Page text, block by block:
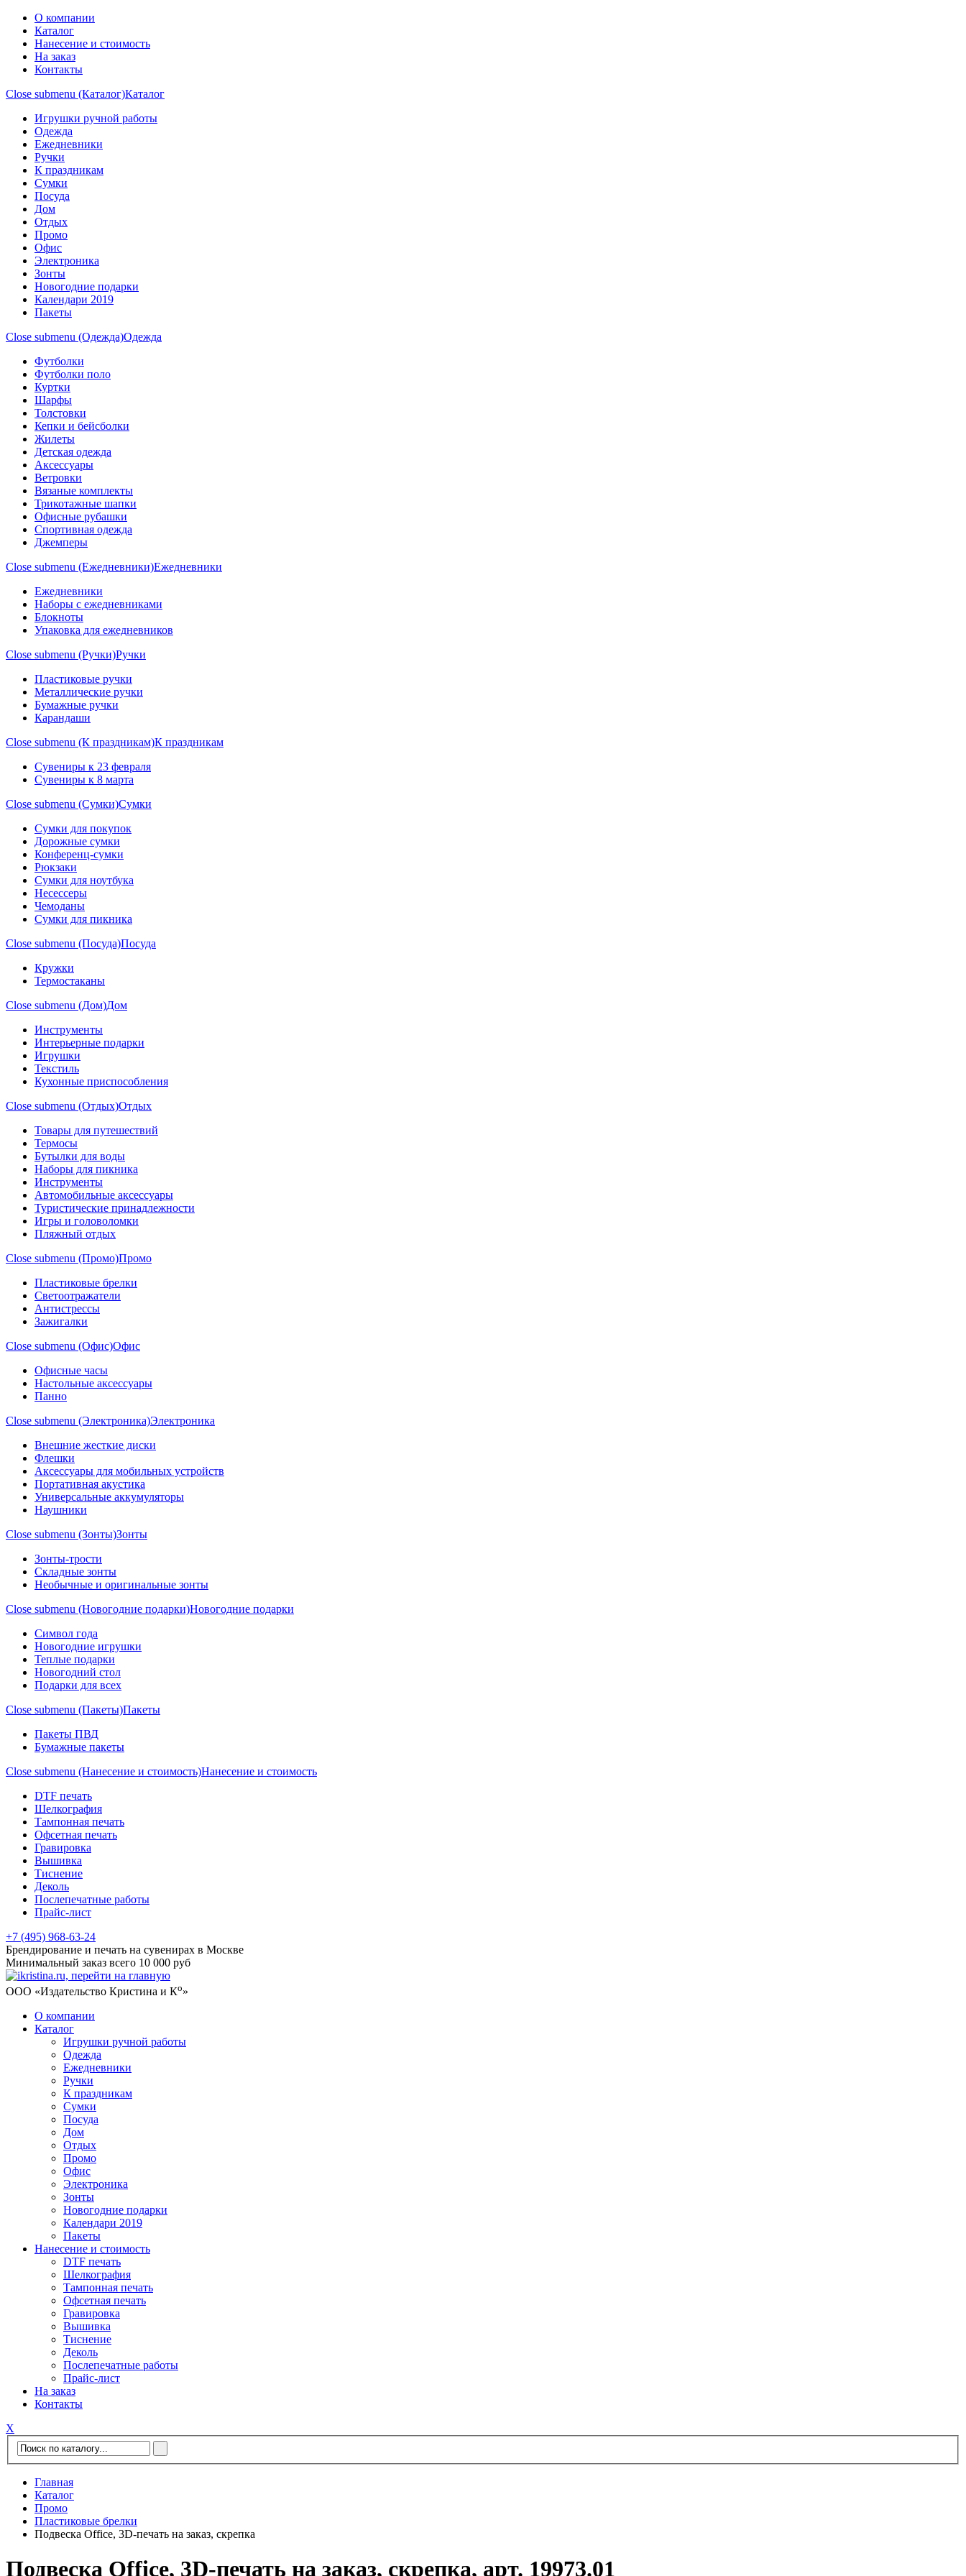
О компании
Каталог
Нанесение и стоимость
На заказ
Контакты
Close submenu (Каталог)Каталог
Игрушки ручной работы
Одежда
Ежедневники
Ручки
К праздникам
Сумки
Посуда
Дом
Отдых
Промо
Офис
Электроника
Зонты
Новогодние подарки
Календари 2019
Пакеты
Close submenu (Одежда)Одежда
Футболки
Футболки поло
Куртки
Шарфы
Толстовки
Кепки и бейсболки
Жилеты
Детская одежда
Аксессуары
Ветровки
Вязаные комплекты
Трикотажные шапки
Офисные рубашки
Спортивная одежда
Джемперы
Close submenu (Ежедневники)Ежедневники
Ежедневники
Наборы с ежедневниками
Блокноты
Упаковка для ежедневников
Close submenu (Ручки)Ручки
Пластиковые ручки
Металлические ручки
Бумажные ручки
Карандаши
Close submenu (К праздникам)К праздникам
Сувениры к 23 февраля
Сувениры к 8 марта
Close submenu (Сумки)Сумки
Сумки для покупок
Дорожные сумки
Конференц-сумки
Рюкзаки
Сумки для ноутбука
Несессеры
Чемоданы
Сумки для пикника
Close submenu (Посуда)Посуда
Кружки
Термостаканы
Close submenu (Дом)Дом
Инструменты
Интерьерные подарки
Игрушки
Текстиль
Кухонные приспособления
Close submenu (Отдых)Отдых
Товары для путешествий
Термосы
Бутылки для воды
Наборы для пикника
Инструменты
Автомобильные аксессуары
Туристические принадлежности
Игры и головоломки
Пляжный отдых
Close submenu (Промо)Промо
Пластиковые брелки
Светоотражатели
Антистрессы
Зажигалки
Close submenu (Офис)Офис
Офисные часы
Настольные аксессуары
Панно
Close submenu (Электроника)Электроника
Внешние жесткие диски
Флешки
Аксессуары для мобильных устройств
Портативная акустика
Универсальные аккумуляторы
Наушники
Close submenu (Зонты)Зонты
Зонты-трости
Складные зонты
Необычные и оригинальные зонты
Close submenu (Новогодние подарки)Новогодние подарки
Символ года
Новогодние игрушки
Теплые подарки
Новогодний стол
Подарки для всех
Close submenu (Пакеты)Пакеты
Пакеты ПВД
Бумажные пакеты
Close submenu (Нанесение и стоимость)Нанесение и стоимость
DTF печать
Шелкография
Тампонная печать
Офсетная печать
Гравировка
Вышивка
Тиснение
Деколь
Послепечатные работы
Прайс-лист
+7 (495) 968-63-24
Брендирование и печать на сувенирах в Москве
Минимальный заказ всего 10 000 руб
ООО «Издательство Кристина и Ко»
О компании
Каталог
Игрушки ручной работы
Одежда
Ежедневники
Ручки
К праздникам
Сумки
Посуда
Дом
Отдых
Промо
Офис
Электроника
Зонты
Новогодние подарки
Календари 2019
Пакеты
Нанесение и стоимость
DTF печать
Шелкография
Тампонная печать
Офсетная печать
Гравировка
Вышивка
Тиснение
Деколь
Послепечатные работы
Прайс-лист
На заказ
Контакты
Х
Главная
Каталог
Промо
Пластиковые брелки
Подвеска Office, 3D-печать на заказ, скрепка
Подвеска Office, 3D-печать на заказ, скрепка, арт. 19973.01